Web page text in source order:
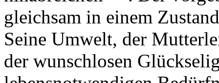
gleichsam in einem
Seine Umwelt, der
der wunschlosen